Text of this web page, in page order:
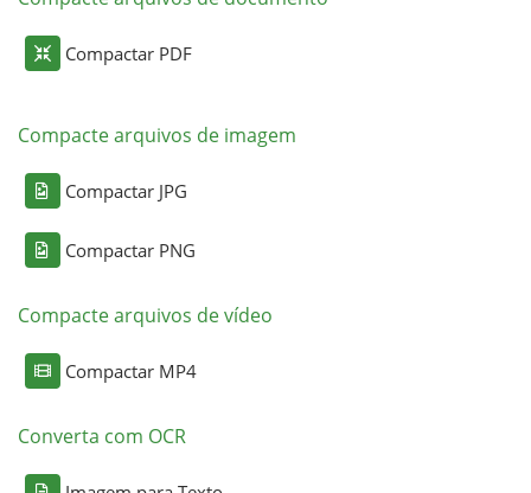
Compactar PDF
Compacte arquivos de imagem
Compactar JPG
Compactar PNG
Compacte arquivos de vídeo
Compactar MP4
Converta com OCR